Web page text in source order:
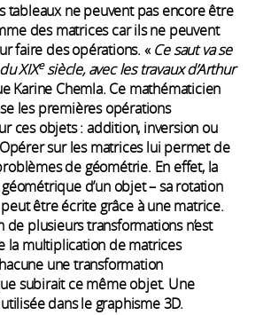
tableaux ne peuvent pas encore être
des matrices car ils ne peuvent
faire des opérations. « Ce saut va se
XIXesiècle, avec les travaux d’Arthur
Karine Chemla. Ce mathématicien
les premières opérations
ces objets : addition, inversion ou
sur les matrices lui permet de
de géométrie. En effet, la
d’un objet – sa rotation
être écrite grâce à une matrice.
de plusieurs transformations n’est
la multiplication de matrices
une transformation
subirait ce même objet. Une
dans le graphisme 3D.